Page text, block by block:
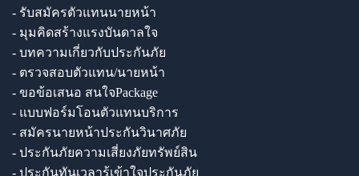
- รับสมัครตัวแทนนายหน้า
- มุมคิดสร้างแรงบันดาลใจ
- บทความเกี่ยวกับประกันภัย
- ตรวจสอบตัวแทน/นายหน้า
- ขอข้อเสนอ สนใจPackage
- แบบฟอร์มโอนตัวแทนบริการ
- สมัครนายหน้าประกันวินาศภัย
- ประกันภัยความเสี่ยงภัยทรัพย์สิน
- ประกันทันเวลารู้เข้าใจประกันภัย